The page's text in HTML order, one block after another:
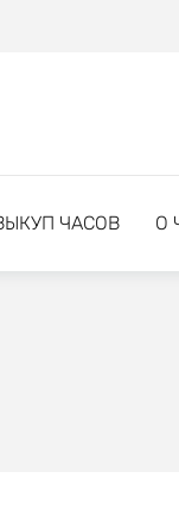
ЧАСОВ О